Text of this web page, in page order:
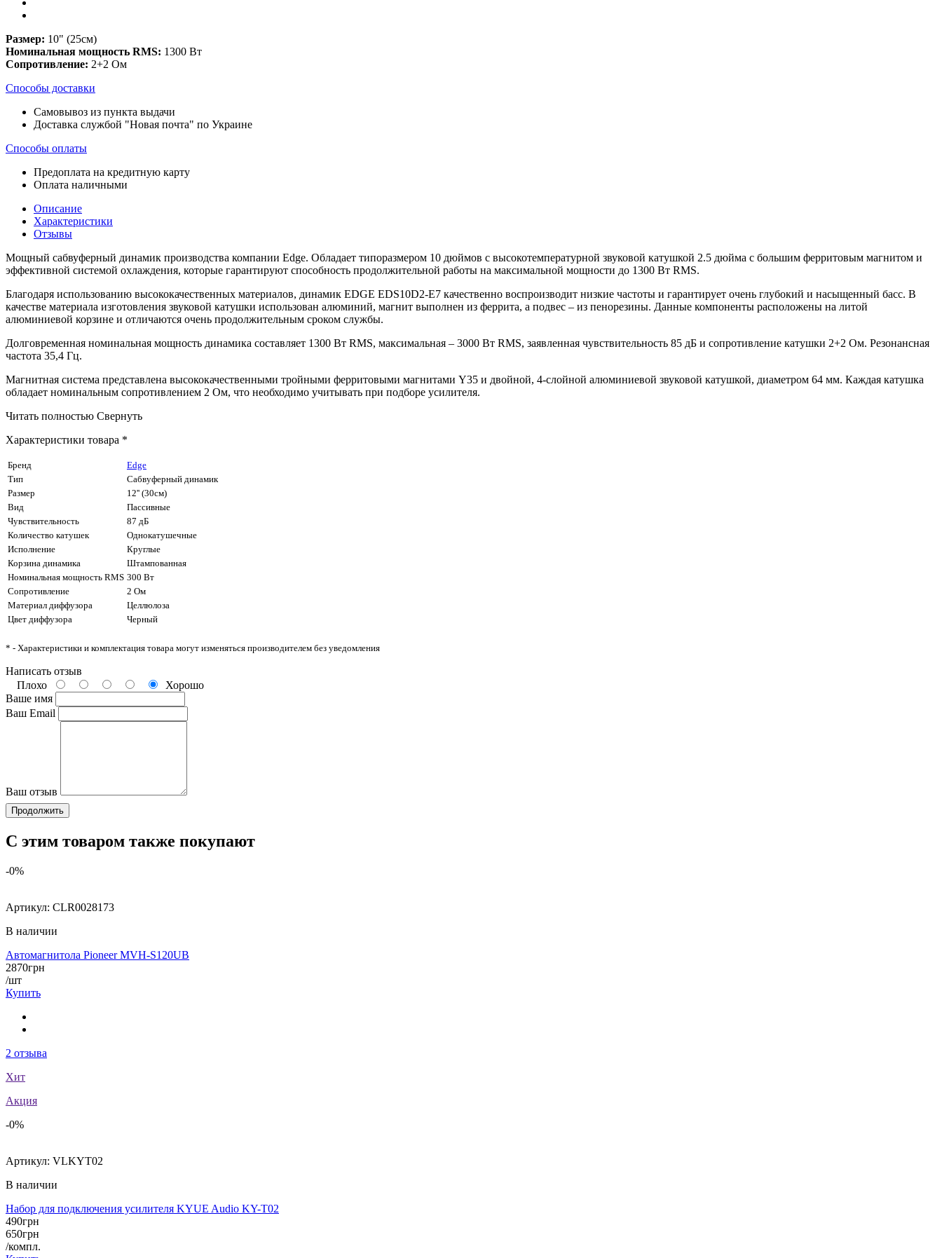
Размер: 10" (25см)
Номинальная мощность RMS: 1300 Вт
Сопротивление: 2+2 Ом
Способы доставки
Самовывоз из пункта выдачи
Доставка службой "Новая почта" по Украине
Способы оплаты
Предоплата на кредитную карту
Оплата наличными
Описание
Характеристики
Отзывы
Мощный сабвуферный динамик производства компании Edge. Обладает типоразмером 10 дюймов с высокотемпературной звуковой катушкой 2.5 дюйма с большим ферритовым магнитом и
эффективной системой охлаждения, которые гарантируют способность продолжительной работы на максимальной мощности до 1300 Вт RMS.
Благодаря использованию высококачественных материалов, динамик EDGE EDS10D2-E7 качественно воспроизводит низкие частоты и гарантирует очень глубокий и насыщенный басс. В
качестве материала изготовления звуковой катушки использован алюминий, магнит выполнен из феррита, а подвес – из пенорезины. Данные компоненты расположены на литой
алюминиевой корзине и отличаются очень продолжительным сроком службы.
Долговременная номинальная мощность динамика составляет 1300 Вт RMS, максимальная – 3000 Вт RMS, заявленная чувствительность 85 дБ и сопротивление катушки 2+2 Ом. Резонансная
частота 35,4 Гц.
Магнитная система представлена высококачественными тройными ферритовыми магнитами Y35 и двойной, 4-слойной алюминиевой звуковой катушкой, диаметром 64 мм. Каждая катушка
обладает номинальным сопротивлением 2 Ом, что необходимо учитывать при подборе усилителя.
Читать полностью Свернуть
Характеристики товара *
Бренд
Edge
Тип
Сабвуферный динамик
Размер
12'' (30см)
Вид
Пассивные
Чувствительность
87 дБ
Количество катушек
Однокатушечные
Исполнение
Круглые
Корзина динамика
Штампованная
Номинальная мощность RMS 300 Вт
Сопротивление
2 Ом
Материал диффузора
Целлюлоза
Цвет диффузора
Черный
* - Характеристики и комплектация товара могут изменяться производителем без уведомления
Написать отзыв
Плохо
Хорошо
Ваше имя
Ваш Email
Ваш отзыв
Продолжить
С этим товаром также покупают
-0%
Артикул: CLR0028173
В наличии
Автомагнитола Pioneer MVH-S120UB
2870грн
/шт
Купить
2 отзыва
Хит
Акция
-0%
Артикул: VLKYT02
В наличии
Набор для подключения усилителя KYUE Audio KY-T02
490грн
650грн
/компл.